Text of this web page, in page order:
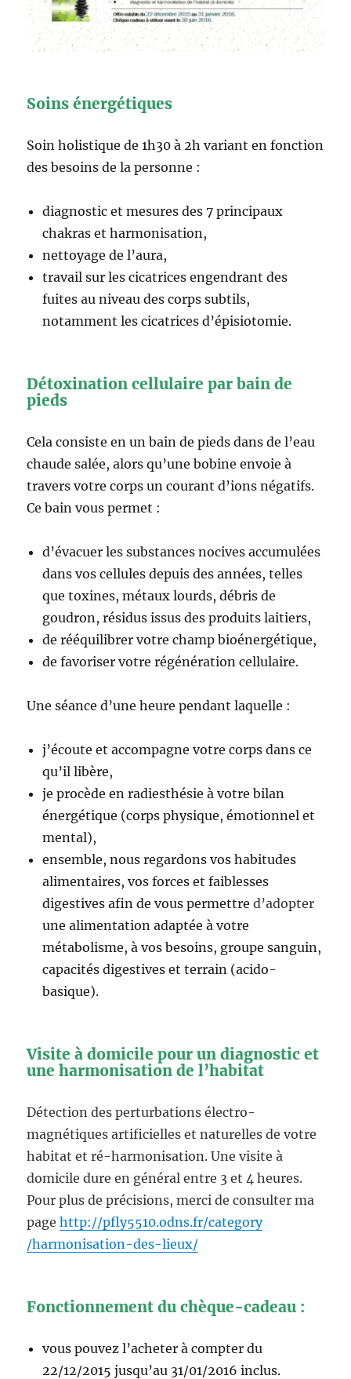
Soins énergétiques
Soin holistique de 1h30 à 2h variant en fonction
des besoins de la personne :
diagnostic et mesures des 7 principaux
chakras et harmonisation,
nettoyage de l’aura,
travail sur les cicatrices engendrant des
fuites au niveau des corps subtils,
notamment les cicatrices d’épisiotomie.
Détoxination cellulaire par bain de
pieds
Cela consiste en un bain de pieds dans de l’eau
chaude salée, alors qu’une bobine envoie à
travers votre corps un courant d’ions négatifs.
Ce bain vous permet :
d’évacuer les substances nocives accumulées
dans vos cellules depuis des années, telles
que toxines, métaux lourds, débris de
goudron, résidus issus des produits laitiers,
de rééquilibrer votre champ bioénergétique,
de favoriser votre régénération cellulaire.
Une séance d’une heure pendant laquelle :
j’écoute et accompagne votre corps dans ce
qu’il libère,
je procède en radiesthésie à votre bilan
énergétique (corps physique, émotionnel et
mental),
ensemble, nous regardons vos habitudes
alimentaires, vos forces et faiblesses
digestives afin de vous permettred’adopter
une alimentation adaptée à votre
métabolisme, à vos besoins, groupe sanguin,
capacités digestives et terrain (acido-
basique).
Visite à domicile pour un diagnostic et
une harmonisation de l’habitat
Détection des perturbations électro-
magnétiques artificielles et naturelles de votre
habitat et ré-harmonisation. Une visite à
domicile dure en général entre 3 et 4 heures.
Pour plus de précisions, merci de consulter ma
pagehttp://pfly5510.odns.fr/category
/harmonisation-des-lieux/
Fonctionnement du chèque-cadeau :
vous pouvez l’acheter à compter du
22/12/2015 jusqu’au 31/01/2016 inclus.